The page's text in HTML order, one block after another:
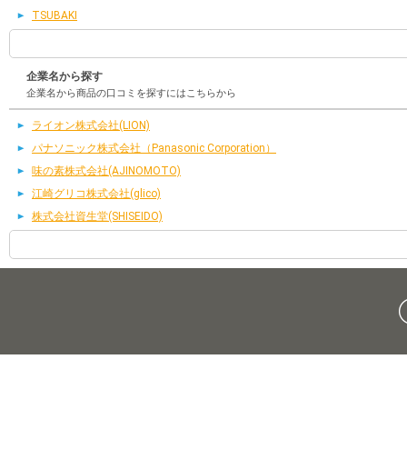
TSUBAKI
企業名から探す
企業名から商品の口コミを探すにはこちらから
ライオン株式会社(LION)
パナソニック株式会社（Panasonic Corporation）
味の素株式会社(AJINOMOTO)
江崎グリコ株式会社(glico)
株式会社資生堂(SHISEIDO)